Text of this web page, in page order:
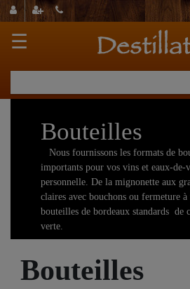
☰
Bouteilles
Nous fournissons les formats de
importants pour vos vins et eaux-de-
personnelle. De la mignonette aux
claires avec bouchons ou fermeture à
bouteilles de bordeaux standards de
verte.
importante.
Bouteilles